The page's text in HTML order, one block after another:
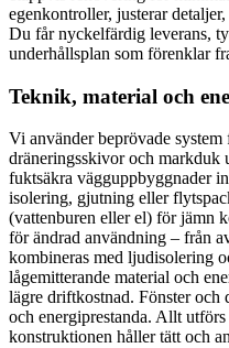
egenkontroller, justerar
Du får nyckelfärdig leverans,
underhållsplan som förenklar
Teknik, material och
Vi använder beprövade
dräneringsskivor och markduk
fuktsäkra vägguppbyggnader
isolering, gjutning eller
(vattenburen eller el) för jämn
för ändrad användning – från
kombineras med ljudisolering
lågemitterande material och
lägre driftkostnad. Fönster och
och energiprestanda. Allt
konstruktionen håller tätt och